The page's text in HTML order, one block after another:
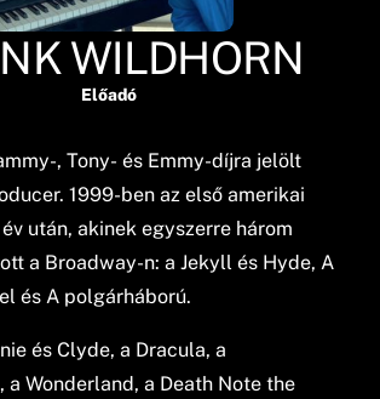
WILDHORN
Előadó
, Tony- és Emmy-díjra jelölt
1999-ben az első amerikai
után, akinek egyszerre három
a Broadway-n: a Jekyll és Hyde, A
és A polgárháború.
és Clyde, a Dracula, a
Wonderland, a Death Note the